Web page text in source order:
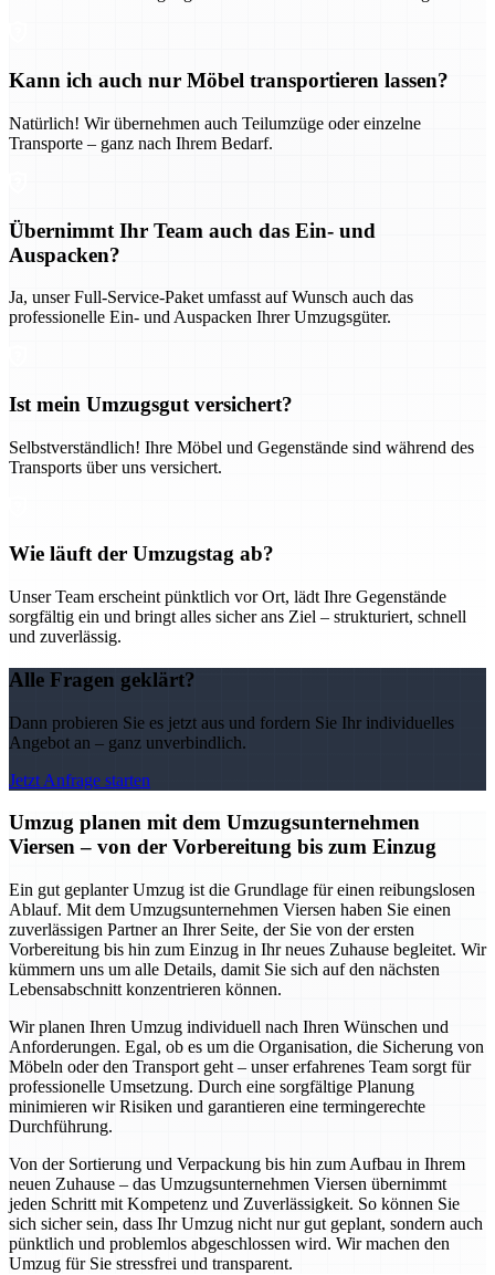
Kann ich auch nur Möbel transportieren lassen?
Natürlich! Wir übernehmen auch Teilumzüge oder einzelne
Transporte – ganz nach Ihrem Bedarf.
Übernimmt Ihr Team auch das Ein- und
Auspacken?
Ja, unser Full-Service-Paket umfasst auf Wunsch auch das
professionelle Ein- und Auspacken Ihrer Umzugsgüter.
Ist mein Umzugsgut versichert?
Selbstverständlich! Ihre Möbel und Gegenstände sind während des
Transports über uns versichert.
Wie läuft der Umzugstag ab?
Unser Team erscheint pünktlich vor Ort, lädt Ihre Gegenstände
sorgfältig ein und bringt alles sicher ans Ziel – strukturiert, schnell
und zuverlässig.
Alle Fragen geklärt?
Dann probieren Sie es jetzt aus und fordern Sie Ihr individuelles
Angebot an – ganz unverbindlich.
Jetzt Anfrage starten
Umzug planen mit dem Umzugsunternehmen
Viersen – von der Vorbereitung bis zum Einzug
Ein gut geplanter Umzug ist die Grundlage für einen reibungslosen
Ablauf. Mit dem Umzugsunternehmen Viersen haben Sie einen
zuverlässigen Partner an Ihrer Seite, der Sie von der ersten
Vorbereitung bis hin zum Einzug in Ihr neues Zuhause begleitet. Wir
kümmern uns um alle Details, damit Sie sich auf den nächsten
Lebensabschnitt konzentrieren können.
Wir planen Ihren Umzug individuell nach Ihren Wünschen und
Anforderungen. Egal, ob es um die Organisation, die Sicherung von
Möbeln oder den Transport geht – unser erfahrenes Team sorgt für
professionelle Umsetzung. Durch eine sorgfältige Planung
minimieren wir Risiken und garantieren eine termingerechte
Durchführung.
Von der Sortierung und Verpackung bis hin zum Aufbau in Ihrem
neuen Zuhause – das Umzugsunternehmen Viersen übernimmt
jeden Schritt mit Kompetenz und Zuverlässigkeit. So können Sie
sich sicher sein, dass Ihr Umzug nicht nur gut geplant, sondern auch
pünktlich und problemlos abgeschlossen wird. Wir machen den
Umzug für Sie stressfrei und transparent.